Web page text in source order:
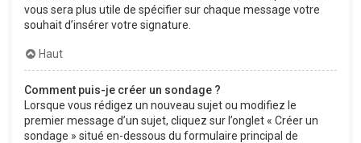
vous sera plus utile de spécifier sur chaque message votre
souhait d’insérer votre signature.
Haut
Comment puis-je créer un sondage ?
Lorsque vous rédigez un nouveau sujet ou modifiez le
premier message d’un sujet, cliquez sur l’onglet « Créer un
sondage » situé en-dessous du formulaire principal de